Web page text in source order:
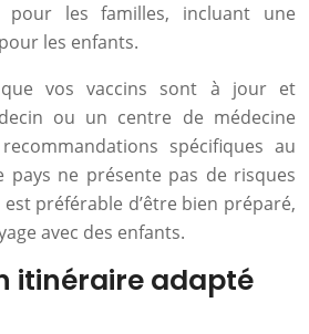
pour les familles, incluant une
les enfants.
que vos vaccins sont à jour et
ou un centre de médecine
spécifiques au
pays ne présente pas de risques
préférable d’être bien préparé,
avec des enfants.
itinéraire adapté